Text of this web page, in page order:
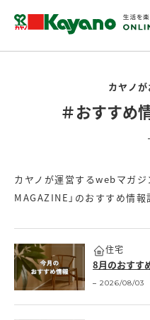
カヤノ
＃おすすめ
カヤノが運営するwebマガジ
MAGAZINE」のおすすめ情報
住宅
2026/08/03